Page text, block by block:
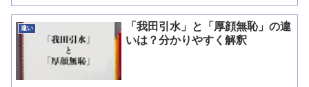
違い
「我田引水」と「厚顔無恥」の違
いは？分かりやすく解釈